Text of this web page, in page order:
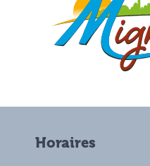
Horaires